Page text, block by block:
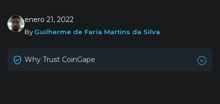
enero 21, 2022
By Guilherme de Faria Martins da Silva
Why Trust CoinGape